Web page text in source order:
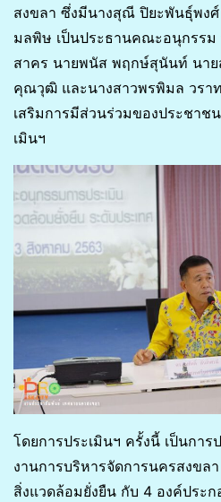
สงขลา ซึ่งมีนางสุณี ปิยะพันธุ์พง
มลพิษ เป็นประธานคณะอนุกรรม
สาคร นายพนัส พฤกษ์สุนันท์ นา
คุณวุฒิ และนางสาวพรพิมล วรา
เสริมการมีส่วนร่วมของประชาช
เมินฯ
โดยการประเมินฯ ครั้งนี้ เป็นการ
งานการบริหารจัดการนครสงขล
สิ่งแวดล้อมยั่งยืน กับ 4 องค์ประ